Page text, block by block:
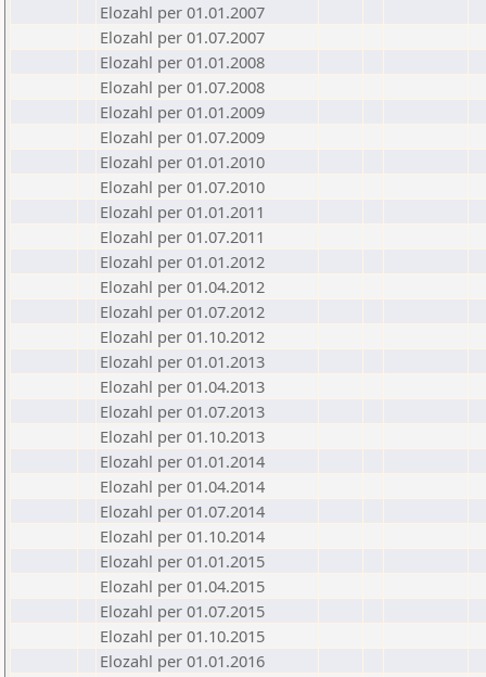
Elozahl per 01.01.2007
Elozahl per 01.07.2007
Elozahl per 01.01.2008
Elozahl per 01.07.2008
Elozahl per 01.01.2009
Elozahl per 01.07.2009
Elozahl per 01.01.2010
Elozahl per 01.07.2010
Elozahl per 01.01.2011
Elozahl per 01.07.2011
Elozahl per 01.01.2012
Elozahl per 01.04.2012
Elozahl per 01.07.2012
Elozahl per 01.10.2012
Elozahl per 01.01.2013
Elozahl per 01.04.2013
Elozahl per 01.07.2013
Elozahl per 01.10.2013
Elozahl per 01.01.2014
Elozahl per 01.04.2014
Elozahl per 01.07.2014
Elozahl per 01.10.2014
Elozahl per 01.01.2015
Elozahl per 01.04.2015
Elozahl per 01.07.2015
Elozahl per 01.10.2015
Elozahl per 01.01.2016